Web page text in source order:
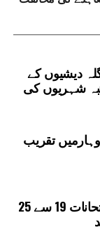
دیشیوں کے
تیز، 175 مشتبہ شہریوں کی
تقریب
فوقانیہ اور مولوی کےامتحانات 19 سے 25